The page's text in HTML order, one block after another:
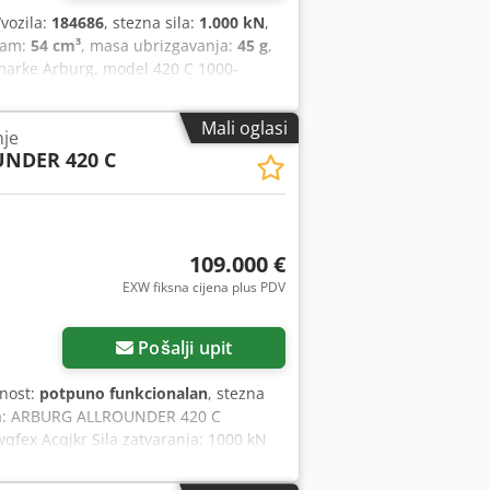
dodatne informacije ili mogućnosti
184686, stezna sila: 1.000 kN,
54 cm³, masa ubrizgavanja: 45 g,
Arburg, model 420 C 1000-
Godina proizvodnje: 2001 Sila
500 mm Visina ugradnje alata:
puža: 25 mm Teoretski
45 g/PS Stroj se prodaje bez
uređaji i ostala dodatna
Mali oglasi
420 C
109.000 €
EXW fiksna cijena plus PDV
Pošalji upit
potpuno funkcionalan, stezna
ALLROUNDER 420 C
Acqjkr Sila zatvaranja: 1000 kN
hod otvaranja: 500 mm Razmak
40 kN Hod izbacivača: 175